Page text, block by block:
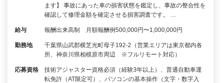
ます】 事故にあった車の損害状態を鑑定し、事故の整合性を
確認して修理金額を確定させる損害調査です。 …
給与 報酬出来高制 月額報酬例500,000円〜1,000,000円
勤務地
千葉県山武郡横芝光町母子192-2（営業エリアは東京都内各
所、神奈川県相模原市周辺 ※フルリモート対応）
応募資格
技術アジャスター資格必須（経験3年以上）、普通自動車運
転免許（AT限定可）、パソコンの基本操作（文字・数字入